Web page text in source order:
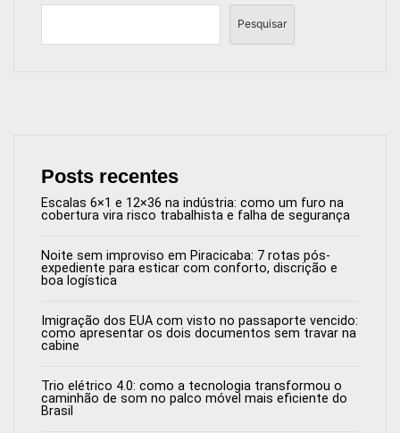
Pesquisar
Posts recentes
Escalas 6×1 e 12×36 na indústria: como um furo na
cobertura vira risco trabalhista e falha de segurança
Noite sem improviso em Piracicaba: 7 rotas pós-
expediente para esticar com conforto, discrição e
boa logística
Imigração dos EUA com visto no passaporte vencido:
como apresentar os dois documentos sem travar na
cabine
Trio elétrico 4.0: como a tecnologia transformou o
caminhão de som no palco móvel mais eficiente do
Brasil